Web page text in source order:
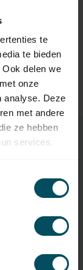
te
te bieden
delen we
onze
analyse. Deze
met andere
ze hebben
services.